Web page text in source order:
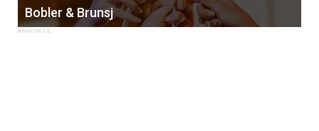
Bobler & Brunsj